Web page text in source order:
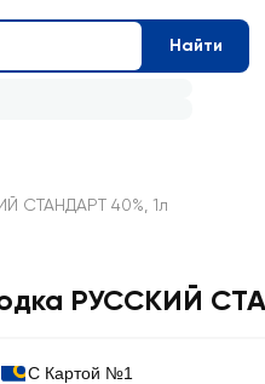
Найти
СТАНДАРТ 40%, 1л
РУССКИЙ
С Картой №1